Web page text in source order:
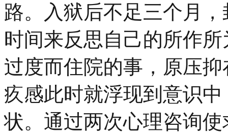
路。入狱后不足三个月
时间来反思自己的所作
过度而住院的事，原压
疚感此时就浮现到意识
状。通过两次心理咨询